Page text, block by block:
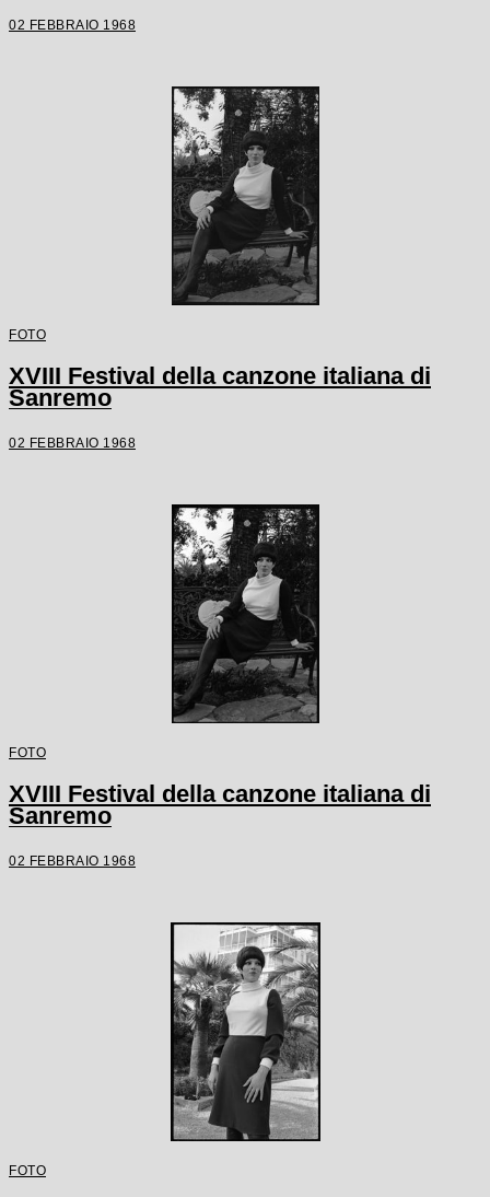
02 FEBBRAIO 1968
FOTO
XVIII Festival della canzone italiana di
Sanremo
02 FEBBRAIO 1968
FOTO
XVIII Festival della canzone italiana di
Sanremo
02 FEBBRAIO 1968
FOTO